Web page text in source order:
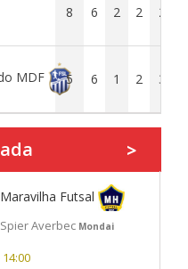
8 6 2 2 2
MDF 5 6 1 2 3
>
Maravilha Futsal
Averbec Mondai